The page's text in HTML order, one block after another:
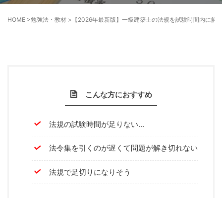
HOME >勉強法・教材 > 【2026年最新版】一級建築士の法規を試験時間内に
こんな方におすすめ
法規の試験時間が足りない...
法令集を引くのが遅くて問題が解き切れない
法規で足切りになりそう